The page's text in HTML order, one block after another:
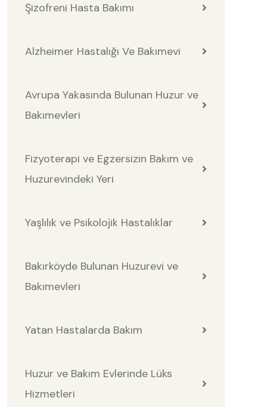
Şizofreni Hasta Bakımı
Alzheimer Hastalığı Ve Bakımevi
Avrupa Yakasında Bulunan Huzur ve
Bakımevleri
Fizyoterapi ve Egzersizin Bakım ve
Huzurevindeki Yeri
Yaşlılık ve Psikolojik Hastalıklar
Bakırköyde Bulunan Huzurevi ve
Bakımevleri
Yatan Hastalarda Bakım
Huzur ve Bakım Evlerinde Lüks
Hizmetleri